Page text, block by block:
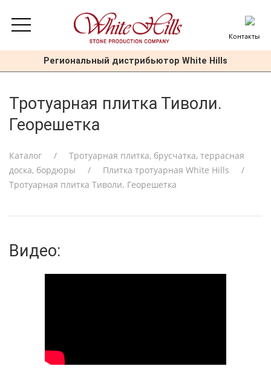
Контакты
Региональный дистрибьютор White Hills
Тротуарная плитка Тиволи.
Георешетка
Каталог
Тротуарная плитка, брусчатка, террасная
доска, бордюры
Плитка тротуарная White Hills
Тротуарная плитка Тиволи. Георешетка
Видео: